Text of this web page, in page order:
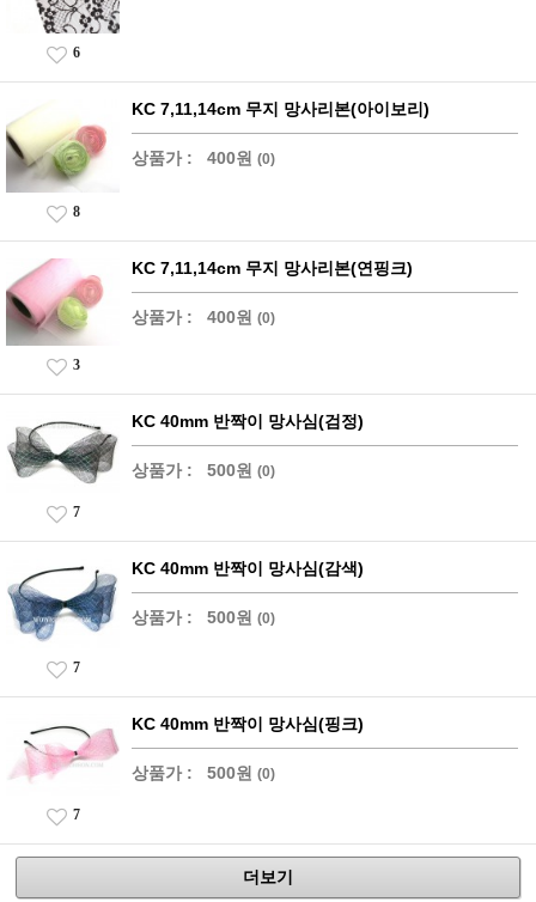
6
KC 7,11,14cm 무지 망사리본(아이보리)
상품가 : 400원 (0)
8
KC 7,11,14cm 무지 망사리본(연핑크)
상품가 : 400원 (0)
3
KC 40mm 반짝이 망사심(검정)
상품가 : 500원 (0)
7
KC 40mm 반짝이 망사심(감색)
상품가 : 500원 (0)
7
KC 40mm 반짝이 망사심(핑크)
상품가 : 500원 (0)
7
더보기